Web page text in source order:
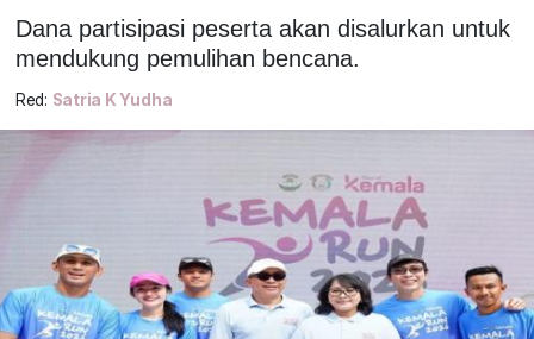
Dana partisipasi peserta akan disalurkan untuk
mendukung pemulihan bencana.
Red: Satria K Yudha